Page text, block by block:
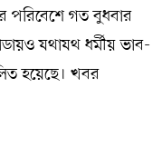
পরিবেশে গত বুধবার
যথাযথ ধর্মীয় ভাব-
হয়েছে। খবর